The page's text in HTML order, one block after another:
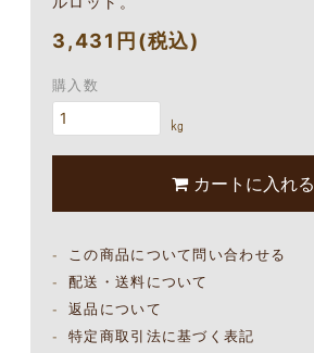
3,431円(税込)
購入数
㎏
カートに入れる
この商品について問い合わせる
配送・送料について
返品について
特定商取引法に基づく表記